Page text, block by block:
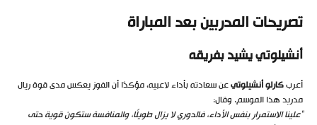
تصريحات المدربين بعد المباراة
أنشيلوتي يشيد بفريقه
أعربكارلو أنشيلوتيعن سعادته بأداء لاعبيه، مؤكدًا أن الفوز يعكس مدى قوة ريال
مدريد هذا الموسم. وقال:
“علينا الاستمرار بنفس الأداء، فالدوري لا يزال طويلًا، والمنافسة ستكون قوية حتى